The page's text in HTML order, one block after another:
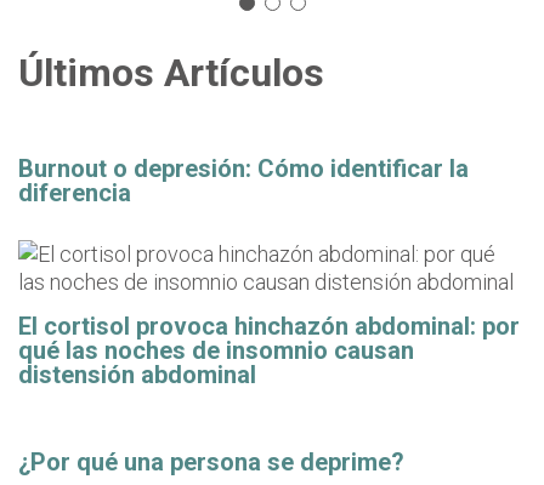
Últimos Artículos
Burnout o depresión: Cómo identificar la
diferencia
El cortisol provoca hinchazón abdominal: por
qué las noches de insomnio causan
distensión abdominal
¿Por qué una persona se deprime?